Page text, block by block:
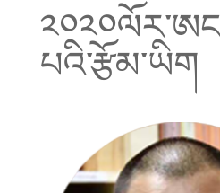
པའི་རྩོམ་ཡིག